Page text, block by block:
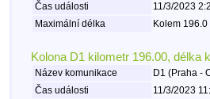
Čas události
11/3/2023
Maximální délka
Kolem
Kolona D1 kilometr 196.00, délka
Název komunikace
D1 (Praha -
Čas události
11/3/2023